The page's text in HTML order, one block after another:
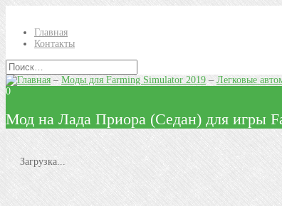
Главная
Контакты
–Моды для Farming Simulator 2019 – Легковые
0
Мод на Лада Приора (Седан) для игры
Загрузка...